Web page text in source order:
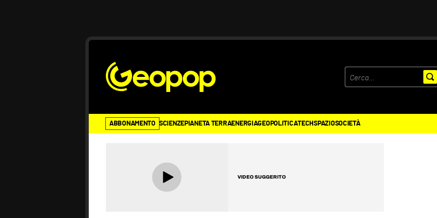
ABBONAMENTO SCIENZEPIANETA TERRAENERGIAGEOPOLITICATECHSPAZIOSOCIETÀ
VIDEO SUGGERITO